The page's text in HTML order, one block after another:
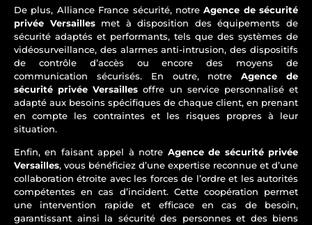
De plus, Alliance France sécurité, notreAgence de sécurité
privée Versaillesmet à disposition des équipements de
sécurité adaptés et performants, tels que des systèmes de
vidéosurveillance, des alarmes anti-intrusion, des dispositifs
de contrôle d’accès ou encore des moyens de
communication sécurisés. En outre, notreAgence de
sécurité privée Versailles offre un service personnalisé et
adapté aux besoins spécifiques de chaque client, en prenant
en compte les contraintes et les risques propres à leur
situation.
Enfin, en faisant appel à notre Agence de sécurité privée
Versailles, vous bénéficiez d’une expertise reconnue et d’une
collaboration étroite avec les forces de l’ordre et les autorités
compétentes en cas d’incident. Cette coopération permet
une intervention rapide et efficace en cas de besoin,
garantissant ainsi la sécurité des personnes et des biens